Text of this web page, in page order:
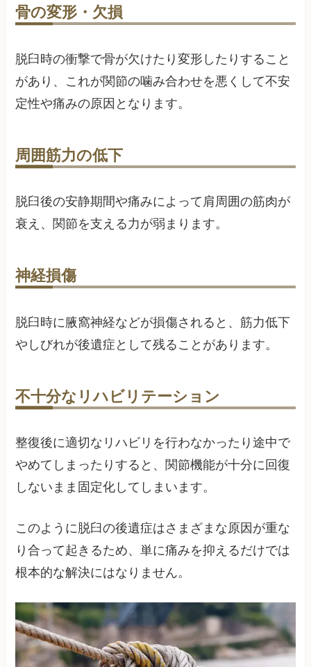
骨の変形・欠損
脱臼時の衝撃で骨が欠けたり変形したりすること
があり、これが関節の噛み合わせを悪くして不安
定性や痛みの原因となります。
周囲筋力の低下
脱臼後の安静期間や痛みによって肩周囲の筋肉が
衰え、関節を支える力が弱まります。
神経損傷
脱臼時に腋窩神経などが損傷されると、筋力低下
やしびれが後遺症として残ることがあります。
不十分なリハビリテーション
整復後に適切なリハビリを行わなかったり途中で
やめてしまったりすると、関節機能が十分に回復
しないまま固定化してしまいます。
このように脱臼の後遺症はさまざまな原因が重な
り合って起きるため、単に痛みを抑えるだけでは
根本的な解決にはなりません。